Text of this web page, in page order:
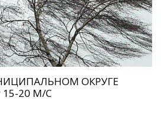
ОКРУГЕ
20 М/С